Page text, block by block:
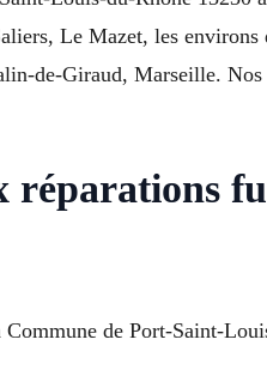
Le Mazet, les
de-Giraud, Marseille.
réparations
de Port-Saint-